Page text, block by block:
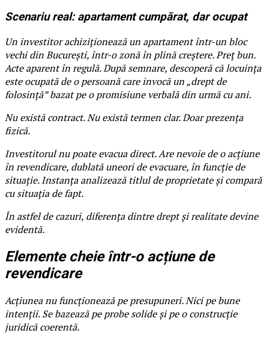
Scenariu real: apartament cumpărat, dar ocupat
Un investitor achiziționează un apartament într-un bloc
vechi din București, într-o zonă în plină creștere. Preț bun.
Acte aparent în regulă. După semnare, descoperă că locuința
este ocupată de o persoană care invocă un „drept de
folosință” bazat pe o promisiune verbală din urmă cu ani.
Nu există contract. Nu există termen clar. Doar prezența
fizică.
Investitorul nu poate evacua direct. Are nevoie de o acțiune
în revendicare, dublată uneori de evacuare, în funcție de
situație. Instanța analizează titlul de proprietate și compară
cu situația de fapt.
În astfel de cazuri, diferența dintre drept și realitate devine
evidentă.
Elemente cheie într-o acțiune de
revendicare
Acțiunea nu funcționează pe presupuneri. Nici pe bune
intenții. Se bazează pe probe solide și pe o construcție
juridică coerentă.